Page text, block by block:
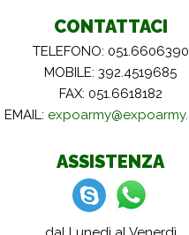
CONTATTACI
TELEFONO: 051.6606390
MOBILE: 392.4519685
FAX: 051.6618182
EMAIL:
ASSISTENZA